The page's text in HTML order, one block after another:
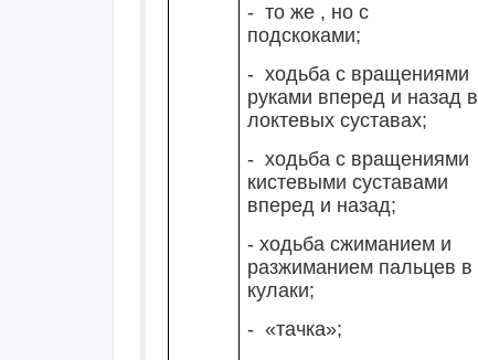
- то же , но с
подскоками;
- ходьба с вращениями
руками вперед и назад в
локтевых суставах;
- ходьба с вращениями
кистевыми суставами
вперед и назад;
- ходьба сжиманием и
разжиманием пальцев в
кулаки;
- «тачка»;